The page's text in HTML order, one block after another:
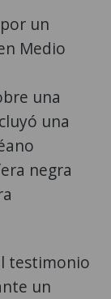
un
Medio
una
una
negra
testimonio
un